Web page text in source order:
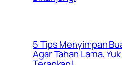
5 Tips Menyimpan
Agar Tahan Lama, Yuk